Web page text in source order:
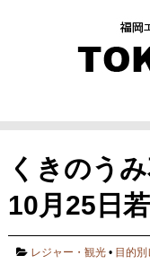
くきのう
10月25日
レジャー・観光 • 目的